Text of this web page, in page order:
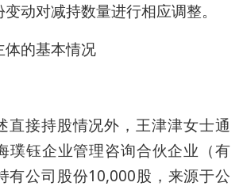
动对减持数量进行相应调整。
体的基本情况
直接持股情况外，王津津女士通
璞钰企业管理咨询合伙企业（有
有公司股份10,000股，来源于公